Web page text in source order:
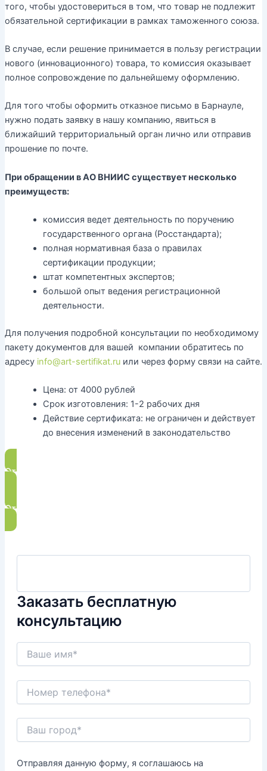
того, чтобы удостовериться в том, что товар не подлежит
обязательной сертификации в рамках таможенного союза.
В случае, если решение принимается в пользу регистрации
нового (инновационного) товара, то комиссия оказывает
полное сопровождение по дальнейшему оформлению.
Для того чтобы оформить отказное письмо в Барнауле,
нужно подать заявку в нашу компанию, явиться в
ближайший территориальный орган лично или отправив
прошение по почте.
При обращении в АО ВНИИС существует несколько
преимуществ:
комиссия ведет деятельность по поручению
государственного органа (Росстандарта);
полная нормативная база о правилах
сертификации продукции;
штат компетентных экспертов;
большой опыт ведения регистрационной
деятельности.
Для получения подробной консультации по необходимому
пакету документов для вашей компании обратитесь по
адресу info@art-sertifikat.ruили через форму связи на сайте.
Цена: от 4000 рублей
Срок изготовления: 1-2 рабочих дня
Действие сертификата: не ограничен и действует
до внесения изменений в законодательство
Отказное письмо wildberries
Отказное письмо для озон
Заказать бесплатную
консультацию
Отправляя данную форму, я соглашаюсь на